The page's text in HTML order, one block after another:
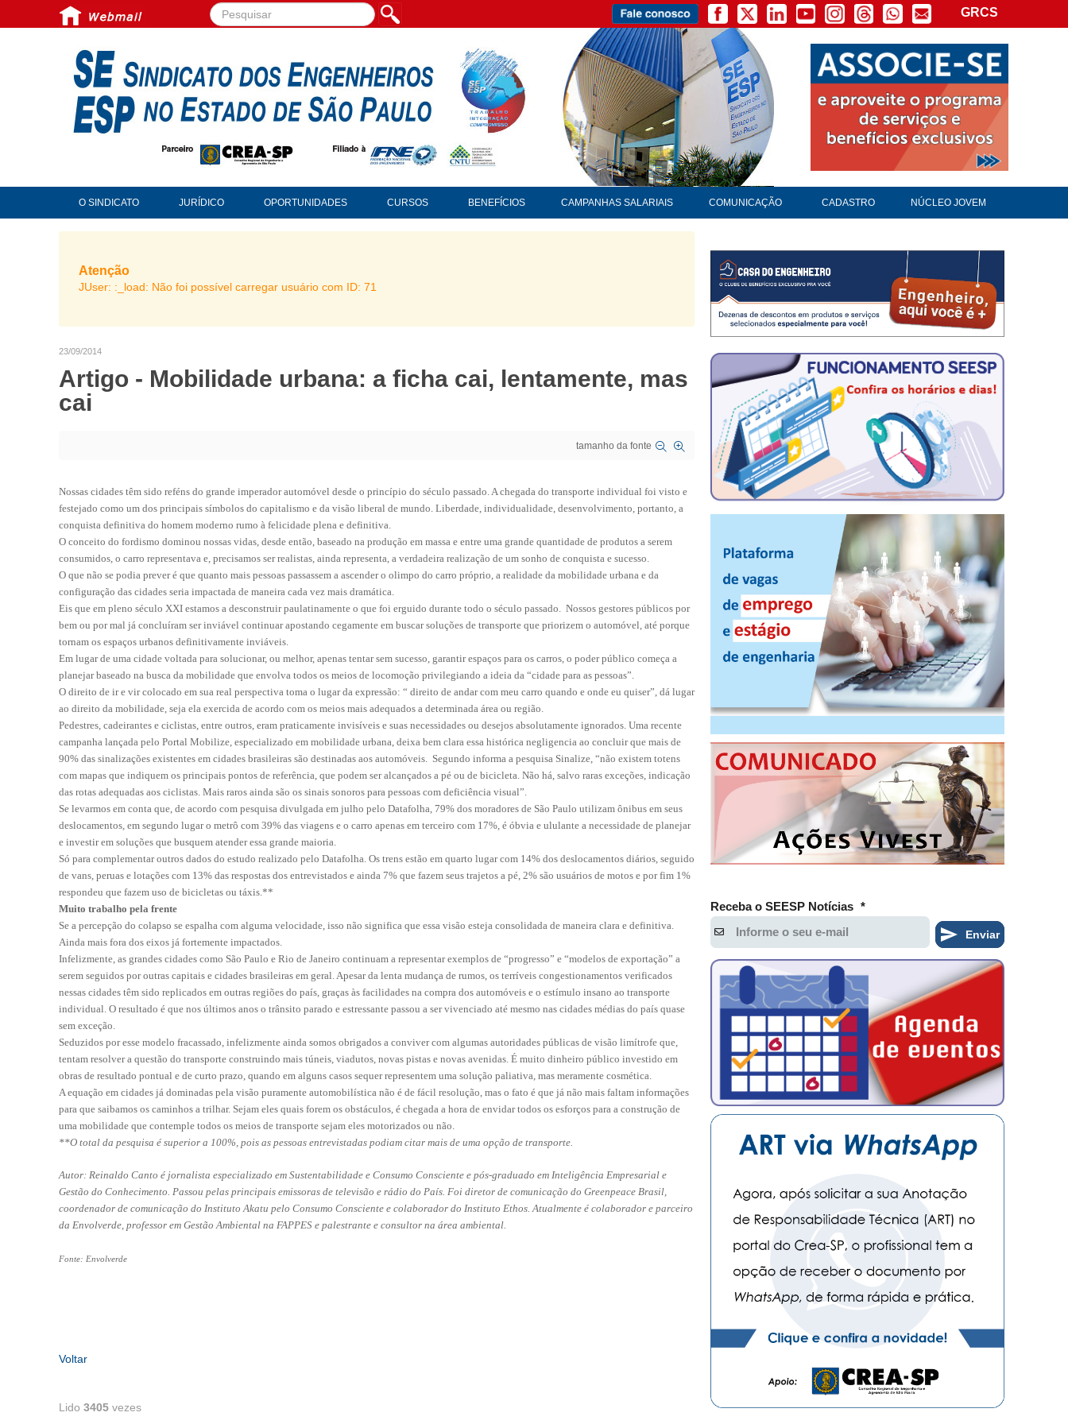
Pesquisar... GRCS
O SINDICATO JURÍDICO OPORTUNIDADES CURSOS BENEFÍCIOS CAMPANHAS SALARIAIS COMUNICAÇÃO CADASTRO NÚCLEO JOVEM
Atenção
JUser: :_load: Não foi possível carregar usuário com ID: 71
23/09/2014
Artigo - Mobilidade urbana: a ficha cai, lentamente, mas
cai
tamanho da fonte
Nossas cidades têm sido reféns do grande imperador automóvel desde o princípio do século passado. A chegada do transporte individual foi visto e
festejado como um dos principais símbolos do capitalismo e da visão liberal de mundo. Liberdade, individualidade, desenvolvimento, portanto, a
conquista definitiva do homem moderno rumo à felicidade plena e definitiva.
O conceito do fordismo dominou nossas vidas, desde então, baseado na produção em massa e entre uma grande quantidade de produtos a serem
consumidos, o carro representava e, precisamos ser realistas, ainda representa, a verdadeira realização de um sonho de conquista e sucesso.
O que não se podia prever é que quanto mais pessoas passassem a ascender o olimpo do carro próprio, a realidade da mobilidade urbana e da
configuração das cidades seria impactada de maneira cada vez mais dramática.
Eis que em pleno século XXI estamos a desconstruir paulatinamente o que foi erguido durante todo o século passado. Nossos gestores públicos por
bem ou por mal já concluíram ser inviável continuar apostando cegamente em buscar soluções de transporte que priorizem o automóvel, até porque
tornam os espaços urbanos definitivamente inviáveis.
Em lugar de uma cidade voltada para solucionar, ou melhor, apenas tentar sem sucesso, garantir espaços para os carros, o poder público começa a
planejar baseado na busca da mobilidade que envolva todos os meios de locomoção privilegiando a ideia da “cidade para as pessoas”.
O direito de ir e vir colocado em sua real perspectiva toma o lugar da expressão: “ direito de andar com meu carro quando e onde eu quiser”, dá lugar
ao direito da mobilidade, seja ela exercida de acordo com os meios mais adequados a determinada área ou região.
Pedestres, cadeirantes e ciclistas, entre outros, eram praticamente invisíveis e suas necessidades ou desejos absolutamente ignorados. Uma recente
campanha lançada pelo Portal Mobilize, especializado em mobilidade urbana, deixa bem clara essa histórica negligencia ao concluir que mais de
90% das sinalizações existentes em cidades brasileiras são destinadas aos automóveis. Segundo informa a pesquisa Sinalize, “não existem totens
com mapas que indiquem os principais pontos de referência, que podem ser alcançados a pé ou de bicicleta. Não há, salvo raras exceções, indicação
das rotas adequadas aos ciclistas. Mais raros ainda são os sinais sonoros para pessoas com deficiência visual”.
Se levarmos em conta que, de acordo com pesquisa divulgada em julho pelo Datafolha, 79% dos moradores de São Paulo utilizam ônibus em seus
deslocamentos, em segundo lugar o metrô com 39% das viagens e o carro apenas em terceiro com 17%, é óbvia e ululante a necessidade de planejar
e investir em soluções que busquem atender essa grande maioria.
Só para complementar outros dados do estudo realizado pelo Datafolha. Os trens estão em quarto lugar com 14% dos deslocamentos diários, seguido
de vans, peruas e lotações com 13% das respostas dos entrevistados e ainda 7% que fazem seus trajetos a pé, 2% são usuários de motos e por fim 1%
respondeu que fazem uso de bicicletas ou táxis.**
Muito trabalho pela frente
Se a percepção do colapso se espalha com alguma velocidade, isso não significa que essa visão esteja consolidada de maneira clara e definitiva.
Ainda mais fora dos eixos já fortemente impactados.
Infelizmente, as grandes cidades como São Paulo e Rio de Janeiro continuam a representar exemplos de “progresso” e “modelos de exportação” a
serem seguidos por outras capitais e cidades brasileiras em geral. Apesar da lenta mudança de rumos, os terríveis congestionamentos verificados
nessas cidades têm sido replicados em outras regiões do país, graças às facilidades na compra dos automóveis e o estímulo insano ao transporte
individual. O resultado é que nos últimos anos o trânsito parado e estressante passou a ser vivenciado até mesmo nas cidades médias do país quase
sem exceção.
Seduzidos por esse modelo fracassado, infelizmente ainda somos obrigados a conviver com algumas autoridades públicas de visão limítrofe que,
tentam resolver a questão do transporte construindo mais túneis, viadutos, novas pistas e novas avenidas. É muito dinheiro público investido em
obras de resultado pontual e de curto prazo, quando em alguns casos sequer representem uma solução paliativa, mas meramente cosmética.
A equação em cidades já dominadas pela visão puramente automobilística não é de fácil resolução, mas o fato é que já não mais faltam informações
para que saibamos os caminhos a trilhar. Sejam eles quais forem os obstáculos, é chegada a hora de envidar todos os esforços para a construção de
uma mobilidade que contemple todos os meios de transporte sejam eles motorizados ou não.
**O total da pesquisa é superior a 100%, pois as pessoas entrevistadas podiam citar mais de uma opção de transporte.
Autor: Reinaldo Canto é jornalista especializado em Sustentabilidade e Consumo Consciente e pós-graduado em Inteligência Empresarial e
Gestão do Conhecimento. Passou pelas principais emissoras de televisão e rádio do País. Foi diretor de comunicação do Greenpeace Brasil,
coordenador de comunicação do Instituto Akatu pelo Consumo Consciente e colaborador do Instituto Ethos. Atualmente é colaborador e parceiro
da Envolverde, professor em Gestão Ambiental na FAPPES e palestrante e consultor na área ambiental.
Fonte: Envolverde
Voltar
Lido 3405 vezes
Receba o SEESP Notícias *
Enviar